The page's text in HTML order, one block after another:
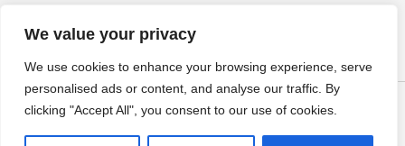
We value your privacy
We use cookies to enhance your browsing experience, serve
personalised ads or content, and analyse our traffic. By
clicking "Accept All", you consent to our use of cookies.
© 2026 Centre Et Si…. Created for free using WordPress and